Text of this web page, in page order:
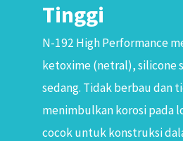
Tinggi
N-192 High Performance
ketoxime (netral), silicone
sedang. Tidak berbau dan
menimbulkan korosi pada
cocok untuk konstruksi